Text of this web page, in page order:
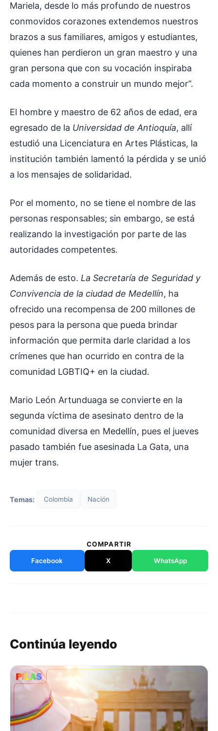
Mariela, desde lo más profundo de nuestros
conmovidos corazones extendemos nuestros
brazos a sus familiares, amigos y estudiantes,
quienes han perdieron un gran maestro y una
gran persona que con su vocación inspiraba
cada momento a construir un mundo mejor”.
El hombre y maestro de 62 años de edad, era
egresado de la Universidad de Antioquía, allí
estudió una Licenciatura en Artes Plásticas, la
institución también lamentó la pérdida y se unió
a los mensajes de solidaridad.
Por el momento, no se tiene el nombre de las
personas responsables; sin embargo, se está
realizando la investigación por parte de las
autoridades competentes.
Además de esto. La Secretaría de Seguridad y
Convivencia de la ciudad de Medellín, ha
ofrecido una recompensa de 200 millones de
pesos para la persona que pueda brindar
información que permita darle claridad a los
crímenes que han ocurrido en contra de la
comunidad LGBTIQ+ en la ciudad.
Mario León Artunduaga se convierte en la
segunda víctima de asesinato dentro de la
comunidad diversa en Medellín, pues el jueves
pasado también fue asesinada La Gata, una
mujer trans.
Temas: Colombia Nación
COMPARTIR
Facebook X WhatsApp
Continúa leyendo